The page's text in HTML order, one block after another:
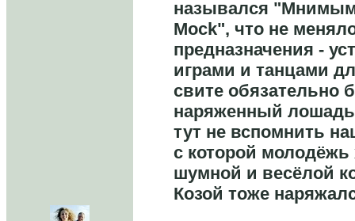
назывался
Mock", что не
предназначения -
играми и танцами
свите обязательно
наряженный
тут не вспомнить
с которой
шумной и весёлой
Козой тоже